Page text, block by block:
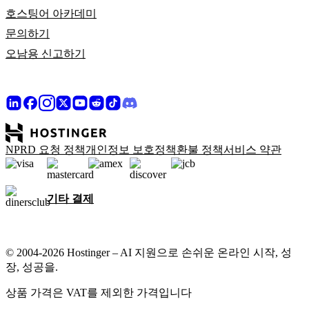
호스팅어 아카데미
문의하기
오남용 신고하기
NPRD 요청 정책개인정보 보호정책환불 정책서비스 약관
기타 결제
© 2004-2026 Hostinger – AI 지원으로 손쉬운 온라인 시작, 성
장, 성공을.
상품 가격은 VAT를 제외한 가격입니다